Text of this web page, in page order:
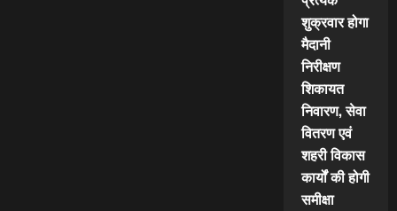
शुक्रवार होगा
मैदानी
निरीक्षण
शिकायत
निवारण, सेवा
वितरण एवं
शहरी विकास
कार्यों की होगी
समीक्षा